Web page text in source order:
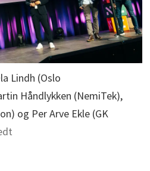
Lindh (Oslo
Håndlykken (NemiTek),
og Per Arve Ekle (GK